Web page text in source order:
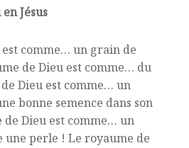
Jésus
comme… un grain de
de Dieu est comme… du
Dieu est comme… un
bonne semence dans son
Dieu est comme… un
une perle ! Le royaume de